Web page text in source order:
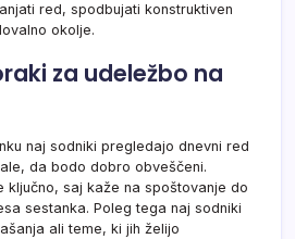
red, spodbujati konstruktiven
okolje.
za udeležbo na
naj sodniki pregledajo dnevni red
da bodo dobro obveščeni.
ključno, saj kaže na spoštovanje do
sestanka. Poleg tega naj sodniki
ali teme, ki jih želijo